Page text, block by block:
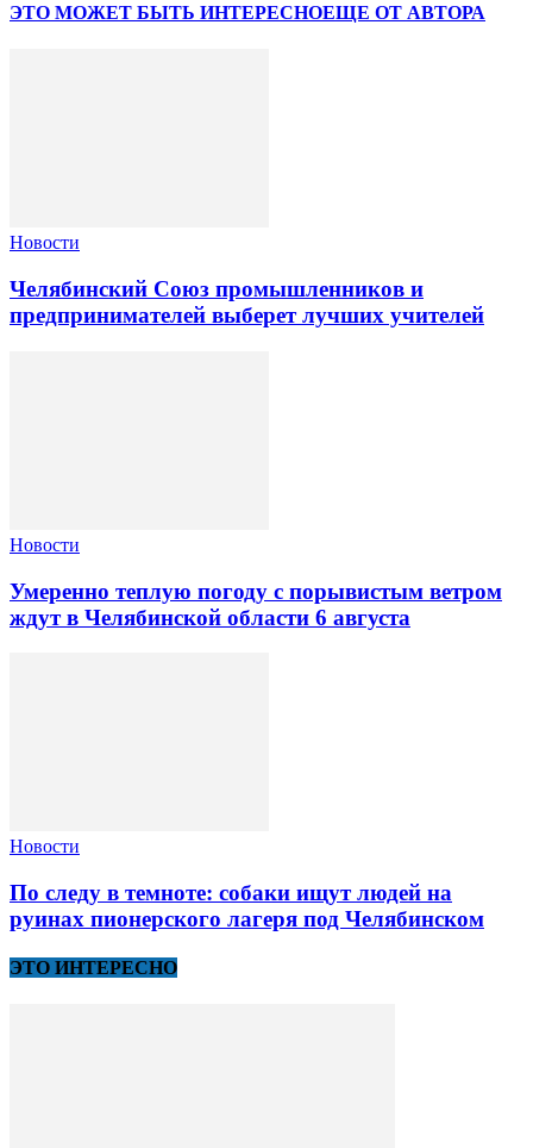
ЭТО МОЖЕТ БЫТЬ ИНТЕРЕСНОЕЩЕ ОТ АВТОРА
Новости
Челябинский Союз промышленников и
предпринимателей выберет лучших учителей
Новости
Умеренно теплую погоду с порывистым ветром
ждут в Челябинской области 6 августа
Новости
По следу в темноте: собаки ищут людей на
руинах пионерского лагеря под Челябинском
ЭТО ИНТЕРЕСНО